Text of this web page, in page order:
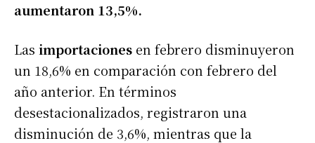
aumentaron 13,5%.
Las importaciones en febrero disminuyeron
un 18,6% en comparación con febrero del
año anterior. En términos
desestacionalizados, registraron una
disminución de 3,6%, mientras que la